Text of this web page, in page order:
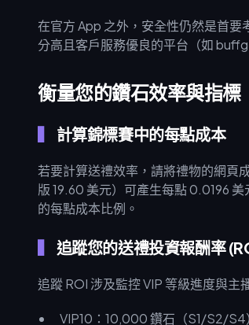
在官方 App 之外，安全性仍然是首
分高且客戶服務優良的平台（如
衡量您的鑽石效率與指標
計算錦標賽中的每點成本
若要計算送禮效率，請將禮物的網頁
版 19.60 美元）可產生每點 0.0196
的每點成本比例。
追蹤您的送禮投資報酬率
追蹤 ROI 涉及監控 VIP 等級進度與主
VIP10：10,000 鑽石（S1/S2/S4